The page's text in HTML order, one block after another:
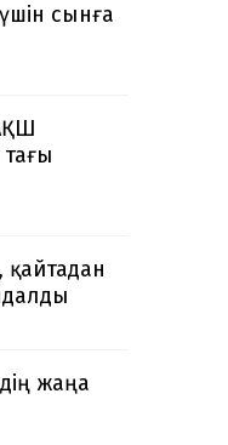
сынға
жаңа